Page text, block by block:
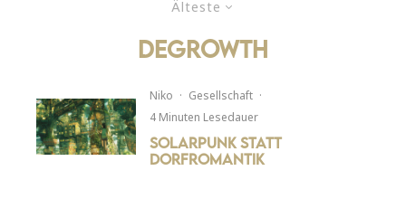
Älteste
Degrowth
Niko · Gesellschaft ·
4 Minuten Lesedauer
Solarpunk statt
Dorfromantik